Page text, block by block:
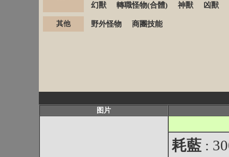
幻獸 轉職怪物(合體) 神獸 凶獸
其他 野外怪物 商團技能
图片
耗藍 :